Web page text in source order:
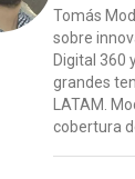
Tomás
sobre
Digital 360
grandes
LATAM.
cobertura